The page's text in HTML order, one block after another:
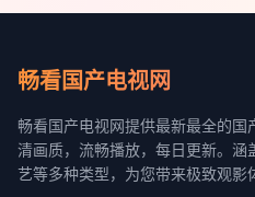
畅看国产电视网
畅看国产电视网提供最新最全的
清画质，流畅播放，每日更新。
艺等多种类型，为您带来极致观影